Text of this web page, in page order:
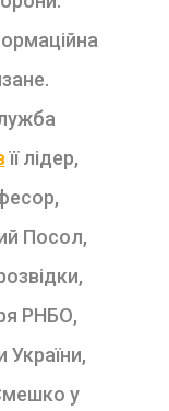
її лідер,
Посол,
РНБО,
у